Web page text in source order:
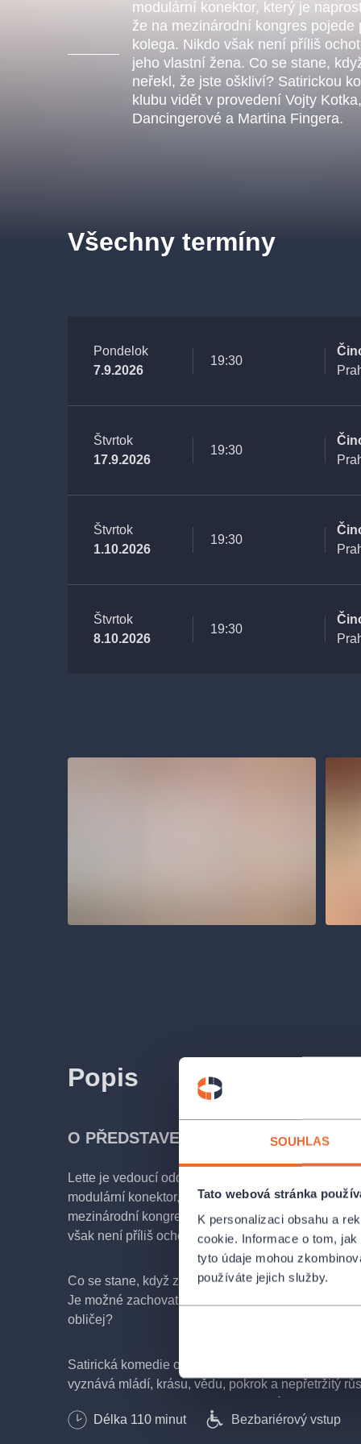
SOUHLAS
Tato webová stránka
K personalizaci obsahu a
cookie. Informace o tom,
tyto údaje mohou
používáte jejich služby.
modulární konektor, který je
že na mezinárodní kongres pojede
kolega. Nikdo však není příliš
jeho vlastní žena. Co se stane,
neřekl, že jste oškliví? Satirickou
klubu vidět v provedení Vojty
Dancingerové a Martina Fingera.
Všechny termíny
Pondelok
7.9.2026
19:30
Štvrtok
17.9.2026
19:30
Štvrtok
1.10.2026
19:30
Štvrtok
8.10.2026
19:30
Popis
O PŘEDSTAVENÍ
Lette je vedoucí oddělení pro vývoj. Právě vyvinul
modulární konektor, který je naprostou senzací.
mezinárodní kongres pojede patent prezentovat
však není příliš ochotný vysvětlit mu proč – ani
Co se stane, když zjistíte, že vám nikdo nikdy
Je možné zachovat si svou vlastní tvář, když si
obličej?
Satirická komedie ostrá jako skalpel o zběsilosti
vyznává mládí, krásu, vědu, pokrok a nepřetržitý
a nakonec i identity.
Délka 110 minut Bezbariérový vstup
Agentura 44, s.r.o.
Ostatní hledají